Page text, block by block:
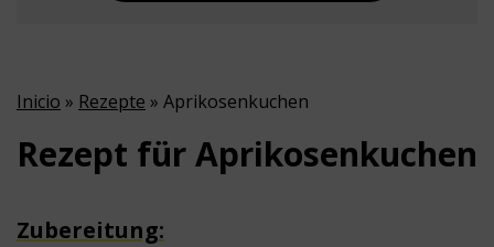
Inicio » Rezepte » Aprikosenkuchen
Rezept für Aprikosenkuchen
Zubereitung: